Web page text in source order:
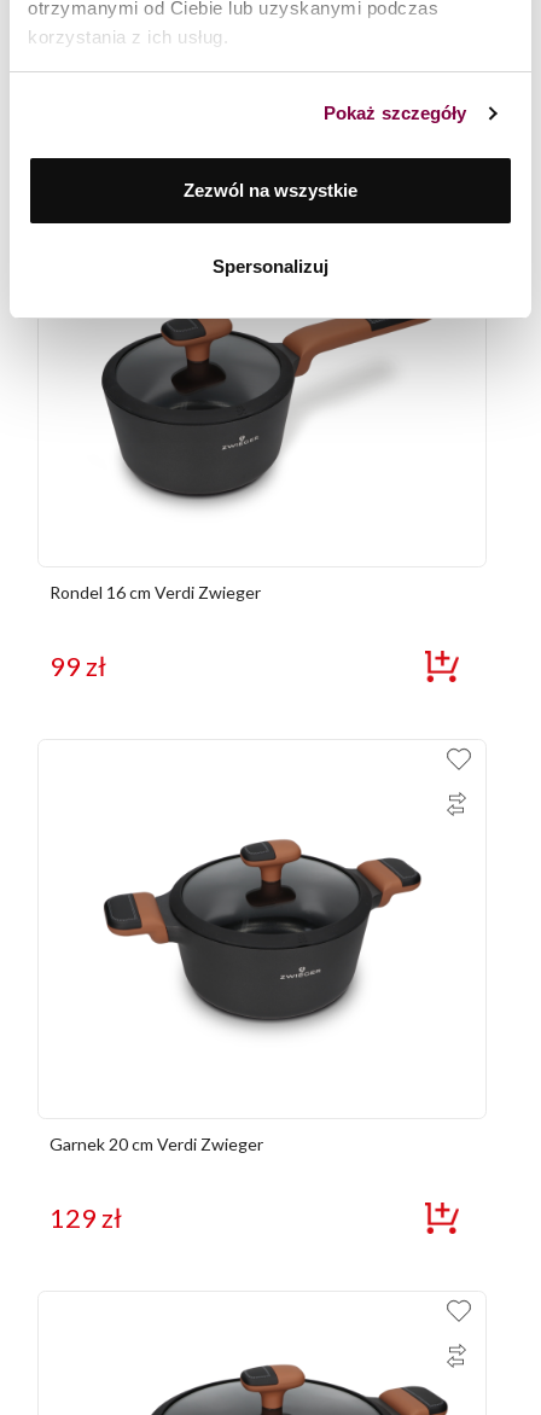
otrzymanymi od Ciebie lub uzyskanymi podczas
korzystania z ich usług.
Pokaż szczegóły
Zezwól na wszystkie
Spersonalizuj
Zestaw garnków, patelni i akcesoriów 23 el. Black Stone
Rondel 16 cm Verdi Zwieger
99zł
Garnek 20 cm Verdi Zwieger
129zł